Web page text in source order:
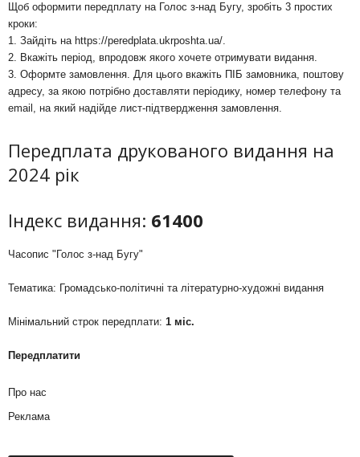
Щоб оформити передплату на Голос з-над Бугу, зробіть 3 простих
кроки:
1. Зайдіть на https://peredplata.ukrposhta.ua/.
2. Вкажіть період, впродовж якого хочете отримувати видання.
3. Оформте замовлення. Для цього вкажіть ПІБ замовника, поштову
адресу, за якою потрібно доставляти періодику, номер телефону та
email, на який надійде лист-підтвердження замовлення.
Передплата друкованого видання на
2024 рік
Індекс видання: 61400
Часопис "Голос з-над Бугу"
Тематика: Громадсько-політичні та літературно-художні видання
Мінімальний строк передплати: 1 міс.
Передплатити
Про нас
Реклама